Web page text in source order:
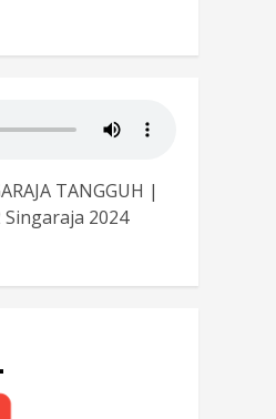
TANGGUH |
2024